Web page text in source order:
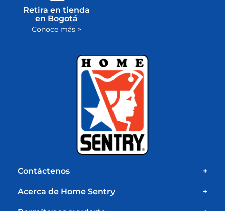
Retira en tienda
en Bogotá
Conoce más >
Contáctenos +
Acerca de Home Sentry +